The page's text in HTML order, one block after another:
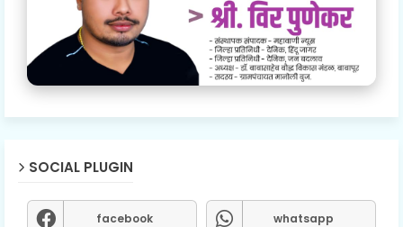
SOCIAL PLUGIN
facebook whatsapp